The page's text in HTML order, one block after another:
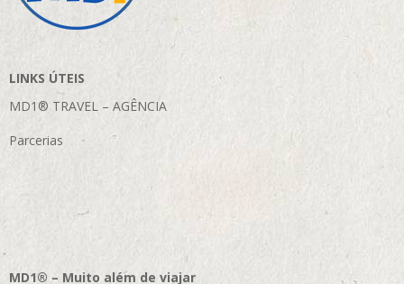
LINKS ÚTEIS
MD1® TRAVEL – AGÊNCIA
Parcerias
MD1® – Muito além de viajar